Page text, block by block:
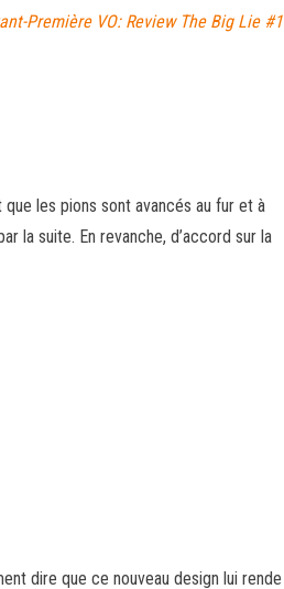
Première VO: Review The Big Lie #1
les pions sont avancés au fur et à
la suite. En revanche, d’accord sur la
dire que ce nouveau design lui rende